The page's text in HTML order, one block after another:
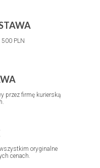
PLN
przez firmę kurierską
oryginalne
cenach.